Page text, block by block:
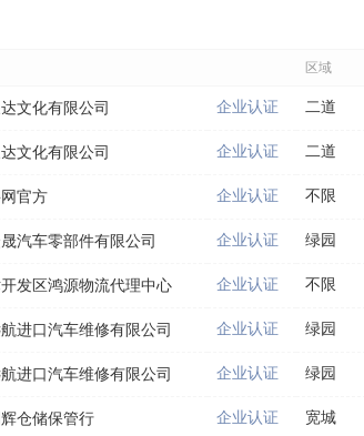
区域
文化有限公司 企业认证 二道
文化有限公司 企业认证 二道
官方 企业认证 不限
汽车零部件有限公司 企业认证 绿园
发区鸿源物流代理中心 企业认证 不限
进口汽车维修有限公司 企业认证 绿园
进口汽车维修有限公司 企业认证 绿园
仓储保管行 企业认证 宽城